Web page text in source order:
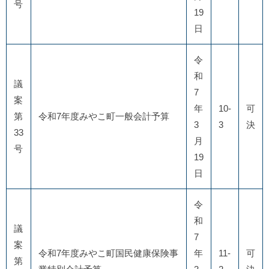
号
19
日
議
案
第
33
号
令和7年度みやこ町一般会計予算
令
和
7
年
3
月
19
日
10-
3
可
決
議
案
第
令和7年度みやこ町国民健康保険事
令
和
7
年
11-
可